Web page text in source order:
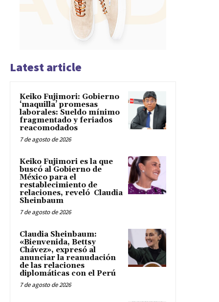
Latest article
Keiko Fujimori: Gobierno
‘maquilla’ promesas
laborales: Sueldo mínimo
fragmentado y feriados
reacomodados
7 de agosto de 2026
Keiko Fujimori es la que
buscó al Gobierno de
México para el
restablecimiento de
relaciones, reveló Claudia
Sheinbaum
7 de agosto de 2026
Claudia Sheinbaum:
«Bienvenida, Bettsy
Chávez», expresó al
anunciar la reanudación
de las relaciones
diplomáticas con el Perú
7 de agosto de 2026